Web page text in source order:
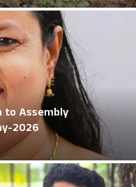
to Assembly
2026